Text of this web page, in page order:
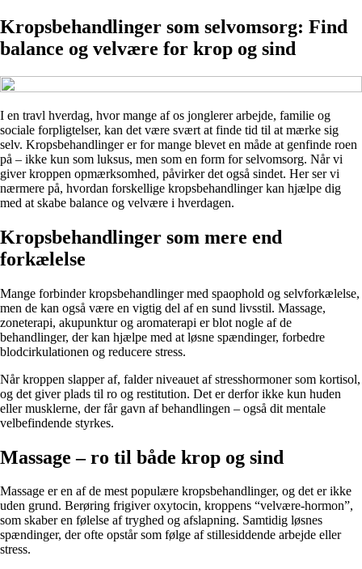
Kropsbehandlinger som selvomsorg: Find
balance og velvære for krop og sind
I en travl hverdag, hvor mange af os jonglerer arbejde, familie og
sociale forpligtelser, kan det være svært at finde tid til at mærke sig
selv. Kropsbehandlinger er for mange blevet en måde at genfinde roen
på – ikke kun som luksus, men som en form for selvomsorg. Når vi
giver kroppen opmærksomhed, påvirker det også sindet. Her ser vi
nærmere på, hvordan forskellige kropsbehandlinger kan hjælpe dig
med at skabe balance og velvære i hverdagen.
Kropsbehandlinger som mere end
forkælelse
Mange forbinder kropsbehandlinger med spaophold og selvforkælelse,
men de kan også være en vigtig del af en sund livsstil. Massage,
zoneterapi, akupunktur og aromaterapi er blot nogle af de
behandlinger, der kan hjælpe med at løsne spændinger, forbedre
blodcirkulationen og reducere stress.
Når kroppen slapper af, falder niveauet af stresshormoner som kortisol,
og det giver plads til ro og restitution. Det er derfor ikke kun huden
eller musklerne, der får gavn af behandlingen – også dit mentale
velbefindende styrkes.
Massage – ro til både krop og sind
Massage er en af de mest populære kropsbehandlinger, og det er ikke
uden grund. Berøring frigiver oxytocin, kroppens “velvære-hormon”,
som skaber en følelse af tryghed og afslapning. Samtidig løsnes
spændinger, der ofte opstår som følge af stillesiddende arbejde eller
stress.